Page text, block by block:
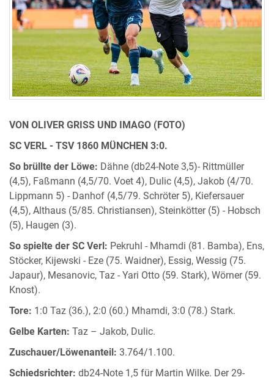
VON OLIVER GRISS UND IMAGO (FOTO)
SC VERL - TSV 1860 MÜNCHEN 3:0.
So brüllte der Löwe: Dähne (db24-Note 3,5)- Rittmüller
(4,5), Faßmann (4,5/70. Voet 4), Dulic (4,5), Jakob (4/70.
Lippmann 5) - Danhof (4,5/79. Schröter 5), Kiefersauer
(4,5), Althaus (5/85. Christiansen), Steinkötter (5) - Hobsch
(5), Haugen (3).
So spielte der SC Verl: Pekruhl - Mhamdi (81. Bamba), Ens,
Stöcker, Kijewski - Eze (75. Waidner), Essig, Wessig (75.
Japaur), Mesanovic, Taz - Yari Otto (59. Stark), Wörner (59.
Knost).
Tore: 1:0 Taz (36.), 2:0 (60.) Mhamdi, 3:0 (78.) Stark.
Gelbe Karten: Taz – Jakob, Dulic.
Zuschauer/Löwenanteil: 3.764/1.100.
Schiedsrichter: db24-Note 1,5 für Martin Wilke. Der 29-